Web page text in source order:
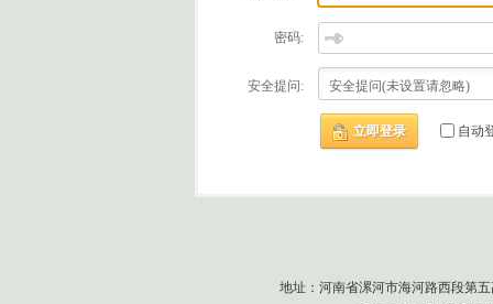
密码:
安全提问:
立即登录 自动
地址：河南省漯河市海河路西段第